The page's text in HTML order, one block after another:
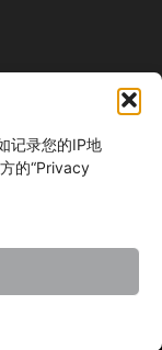
记录您的IP地
的“Privacy